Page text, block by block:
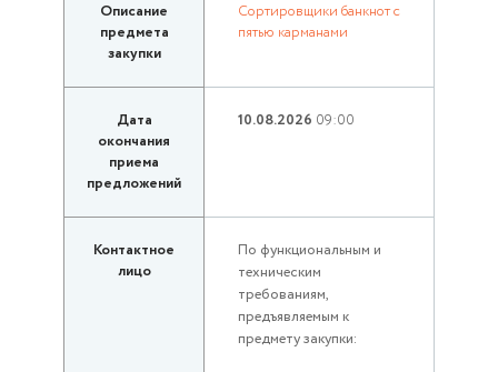
Описание
предмета
закупки
Сортировщики банкнот с
пятью карманами
Дата
окончания
приема
предложений
10.08.2026 09:00
Контактное
лицо
По функциональным и
техническим
требованиям,
предъявляемым к
предмету закупки: